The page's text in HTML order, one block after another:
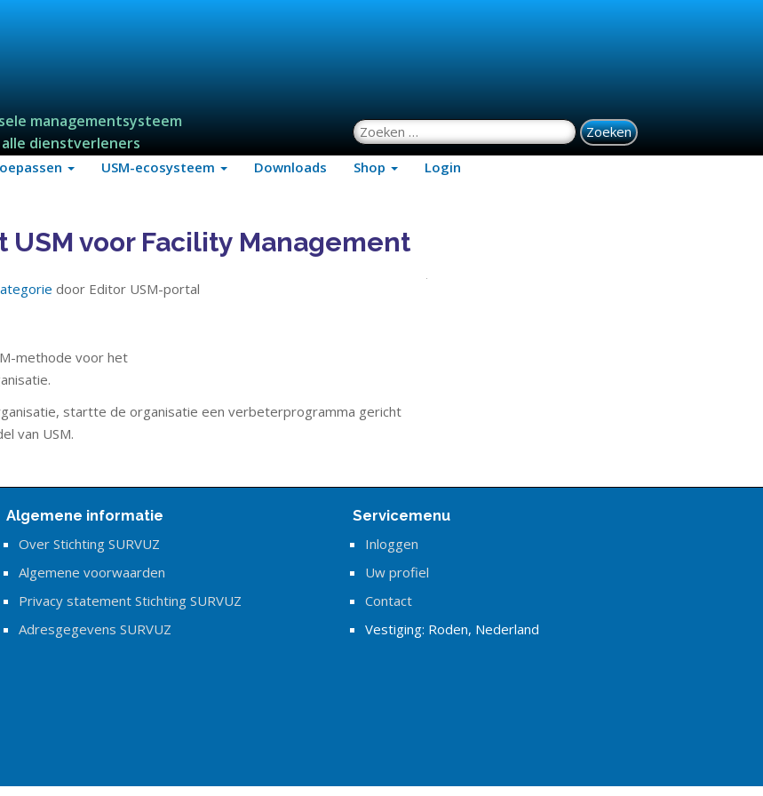
managementsysteem
dienstverleners
Zoeken naar:
USM-ecosysteem Downloads Shop Login
voor Facility Management
door Editor USM-portal
methode voor het
startte de organisatie een verbeterprogramma gericht
van USM.
Algemene informatie
Over Stichting SURVUZ
Algemene voorwaarden
Privacy statement Stichting SURVUZ
Adresgegevens SURVUZ
Servicemenu
Inloggen
Uw profiel
Contact
Vestiging: Roden, Nederland